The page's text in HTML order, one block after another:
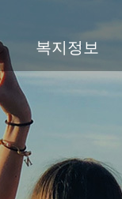
복지정보